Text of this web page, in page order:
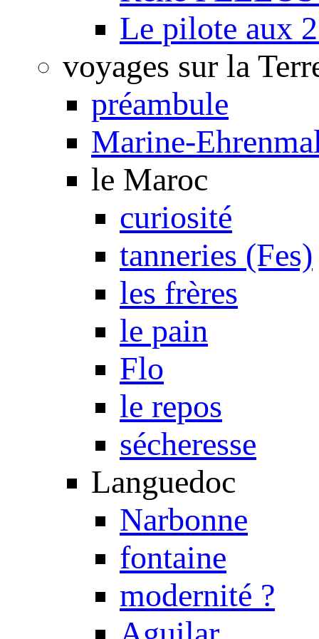
Le pilote aux
voyages sur la
préambule
Marine-
le Maroc
curiosité
tanneries (Fes)
les frères
le pain
Flo
le repos
sécheresse
Languedoc
Narbonne
fontaine
modernité ?